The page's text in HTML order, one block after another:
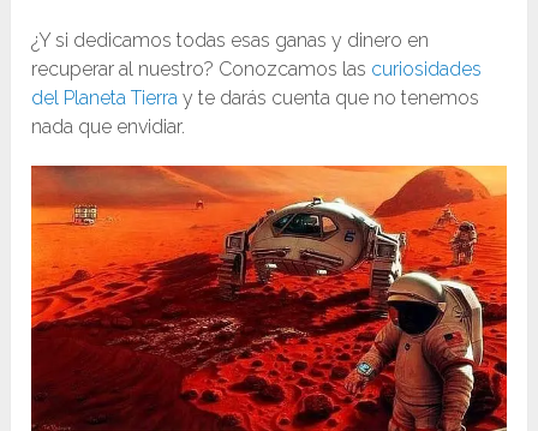
¿Y si dedicamos todas esas ganas y dinero en
recuperar al nuestro? Conozcamos las curiosidades
del Planeta Tierra y te darás cuenta que no tenemos
nada que envidiar.